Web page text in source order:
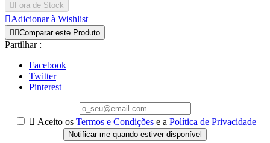
 Fora de Stock
Adicionar à Wishlist
 Comparar este Produto
Partilhar :
Facebook
Twitter
Pinterest
 Aceito os Termos e Condiçõese a Política de Privacidade
Notificar-me quando estiver disponível